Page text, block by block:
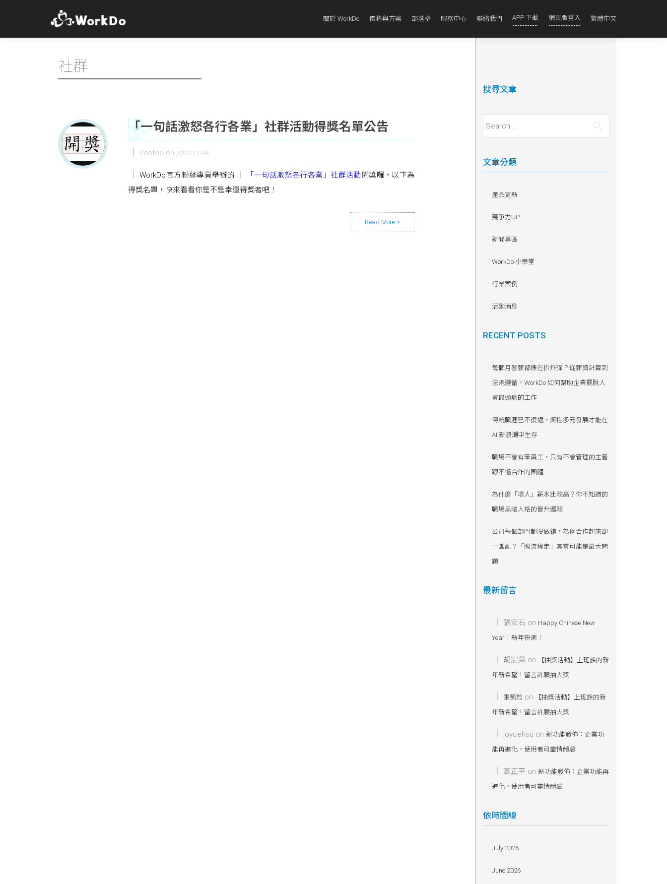
關於 WorkDo 價格與方案 部落格 服務中心 聯絡我們 APP 下載 網頁版登入 繁體中文
社群
「一句話激怒各行各業」社群活動得獎名單公告
Posted on 2017-11-09
WorkDo官方粉絲專頁舉辦的 「一句話激怒各行各業」社群活動 開獎囉，以下為
得獎名單，快來看看你是不是幸運得獎者吧！
搜尋文章
Search for:
文章分類
產品更新
競爭力UP
新聞專區
WorkDo 小學堂
行業案例
活動消息
RECENT POSTS
每個月發薪都像在拆炸彈？從薪資計算到
法規遵循，WorkDo 如何幫助企業擺脫人
資最頭痛的工作
傳統職涯已不復返，擁抱多元發展才能在
AI 新浪潮中生存
職場不會有笨員工，只有不會管理的主管
跟不懂合作的團體
為什麼「壞人」薪水比較高？你不知道的
職場黑暗人格的晉升邏輯
公司每個部門都沒做錯，為何合作起來卻
一團亂？「照流程走」其實可能是最大問
題
最新留言
張安石 on Happy Chinese New
Year！新年快樂！
胡宸榮 on
【抽獎活動】上班族的新
年新希望！留言許願抽大獎
張凱鈞on
【抽獎活動】上班族的新
年新希望！留言許願抽大獎
joycehsu on 新功能發佈：企業功
能再進化，使用者可盡情體驗
高正平 on 新功能發佈：企業功能再
進化，使用者可盡情體驗
依時間線
July 2026
June 2026